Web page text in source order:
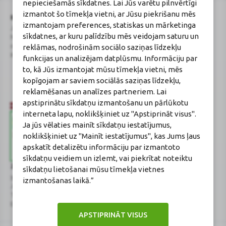
nepieciešamās sīkdatnes. Lai Jūs varētu pilnvērtīgi
izmantot šo tīmekļa vietni, ar Jūsu piekrišanu mēs
izmantojam preferences, statiskas un mārketinga
sīkdatnes, ar kuru palīdzību mēs veidojam saturu un
reklāmas, nodrošinām sociālo saziņas līdzekļu
funkcijas un analizējam datplūsmu. Informāciju par
to, kā Jūs izmantojat mūsu tīmekļa vietni, mēs
kopīgojam ar saviem sociālās saziņas līdzekļu,
reklamēšanas un analīzes partneriem. Lai
apstiprinātu sīkdatņu izmantošanu un pārlūkotu
interneta lapu, noklikšķiniet uz "Apstiprināt visus".
Ja jūs vēlaties mainīt sīkdatņu iestatījumus,
noklikšķiniet uz "Mainīt iestatījumus", kas Jums ļaus
apskatīt detalizētu informāciju par izmantoto
sīkdatņu veidiem un izlemt, vai piekrītat noteiktu
sīkdatņu lietošanai mūsu tīmekļa vietnes
izmantošanas laikā.”
APSTIPRINĀT VISUS
BENU Aptieka Latvija, SIA
Juridiskā adrese / Faktiskā adrese:
Noliktavu iela 5, Dreiliņi, Stopiņu
novads, LV-2130
Reģistrācijas Nr.: 40003252167
Licence
Licences numurs: A00010
E-aptiekas kontakti
Aptiekas vadītāja:
Sertificēta farmaceite: Jeļena
Gončarova
Reģistrācijas Nr.: F-0834
Sertifikāta Nr.: 215.2025
Zāļu valsts aģentūra
www.zva.gov.lv
Jersikas iela 15, Rīga
E-pasts: info@zva.gov.lv
Veselības inspekcija
E-pasts: vi@vi.gov.lv